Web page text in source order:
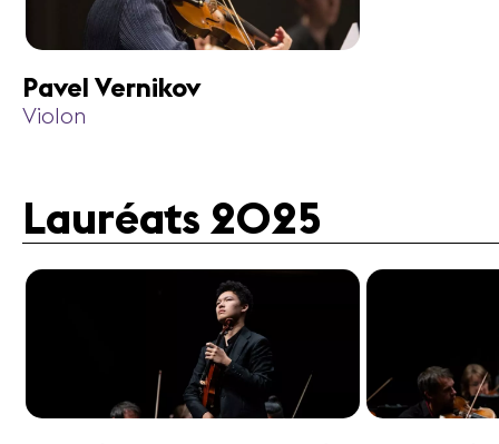
Pavel Vernikov
Violon
Lauréats 2025